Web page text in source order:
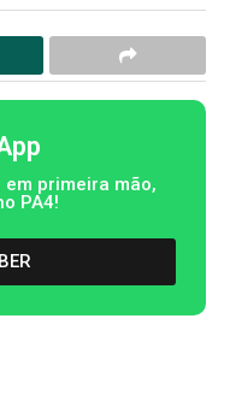
em primeira mão,
PA4!